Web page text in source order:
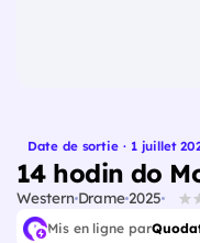
Date de sortie · 1 juillet
14 hodin do
Western Drame 2025
Mis en ligne par